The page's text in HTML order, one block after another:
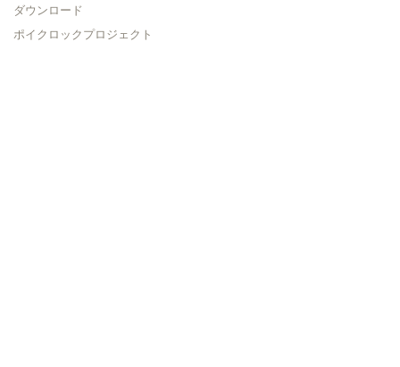
ダウンロード
ポイクロックプロジェクト